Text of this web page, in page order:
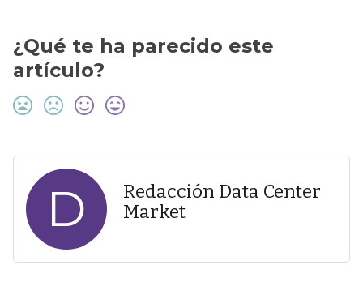
¿Qué te ha parecido este
artículo?
D
Redacción Data Center
Market